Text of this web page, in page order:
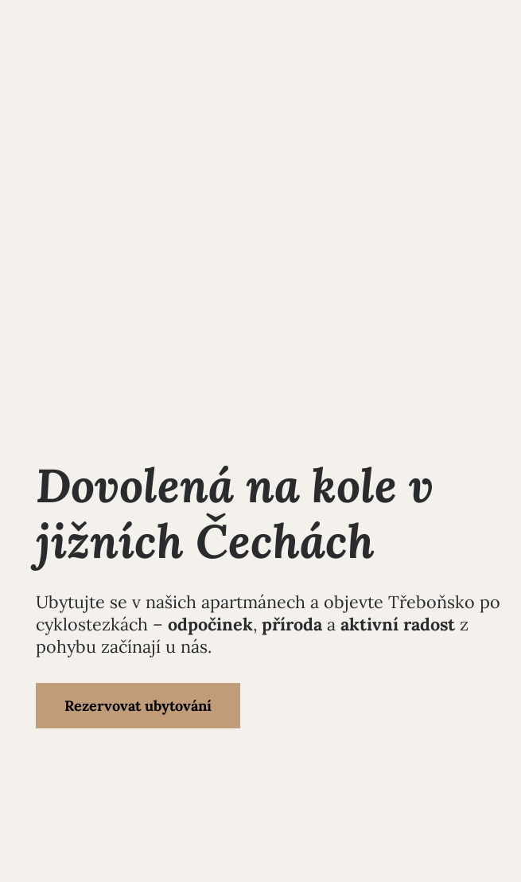
Dovolená na kole v
jižních Čechách
Ubytujte se v našich apartmánech a objevte Třeboňsko po
cyklostezkách – odpočinek, příroda a aktivní radost z
pohybu začínají u nás.
Rezervovat ubytování